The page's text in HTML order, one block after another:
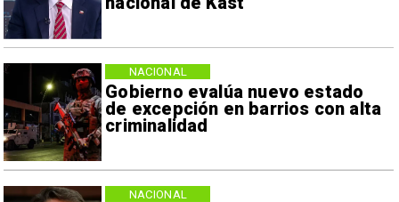
Gobierno evalúa nuevo estado
de excepción en barrios con alta
criminalidad
NACIONAL
NACIONAL